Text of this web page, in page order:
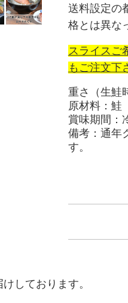
送料設定の
格とは異な
スライスご
もご注文下
重さ（生鮭
原材料：鮭
賞味期間：
備考：通年
す。
しております。